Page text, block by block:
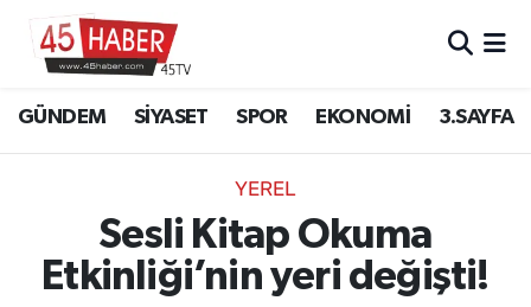
GÜNDEM SİYASET SPOR EKONOMİ 3.SAYFA
YEREL
Sesli Kitap Okuma
Etkinliği’nin yeri değişti!
SİYASET
EKONOMİ
Manisa Hava Durumu
Manisa Namaz Vakitleri
Manisa Trafik Yoğunluk Haritası